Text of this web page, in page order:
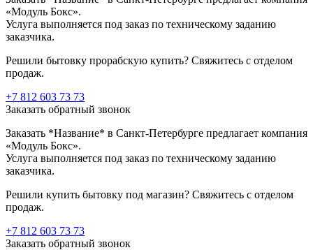
«Модуль Бокс».
Услуга выполняется под заказ по техническому заданию
заказчика.
Решили бытовку прорабскую купить? Свяжитесь с отделом
продаж.
+7 812 603 73 73
Заказать обратный звонок
Заказать *Название* в Санкт-Петербурге предлагает компания
«Модуль Бокс».
Услуга выполняется под заказ по техническому заданию
заказчика.
Решили купить бытовку под магазин? Свяжитесь с отделом
продаж.
+7 812 603 73 73
Заказать обратный звонок